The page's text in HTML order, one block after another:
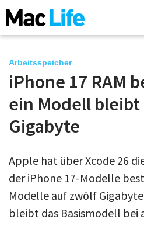
News
iPhone
iPad
Tests
Tipps
Arbeitsspeicher
iPhone 17 RAM
ein Modell
Gigabyte
Apple hat über Xcode 26
der iPhone 17-Modelle
Modelle auf zwölf
bleibt das Basismodell bei